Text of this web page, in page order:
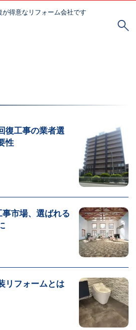
得意なリフォーム会社です
復工事の業者選
性
市場、選ばれる
リフォームとは